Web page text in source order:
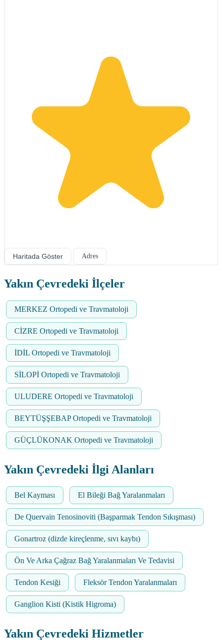
Haritada Göster Adres
Yakın Çevredeki İlçeler
MERKEZ Ortopedi ve Travmatoloji
CİZRE Ortopedi ve Travmatoloji
İDİL Ortopedi ve Travmatoloji
SİLOPİ Ortopedi ve Travmatoloji
ULUDERE Ortopedi ve Travmatoloji
BEYTÜŞŞEBAP Ortopedi ve Travmatoloji
GÜÇLÜKONAK Ortopedi ve Travmatoloji
Yakın Çevredeki İlgi Alanları
Bel Kayması El Bileği Bağ Yaralanmaları
De Quervain Tenosinoviti (Başparmak Tendon Sıkışması)
Gonartroz (dizde kireçlenme, sıvı kaybı)
Ön Ve Arka Çağraz Bağ Yaralanmaları Ve Tedavisi
Tendon Kesiği Fleksör Tendon Yaralanmaları
Ganglion Kisti (Kistik Higroma)
Yakın Çevredeki Hizmetler